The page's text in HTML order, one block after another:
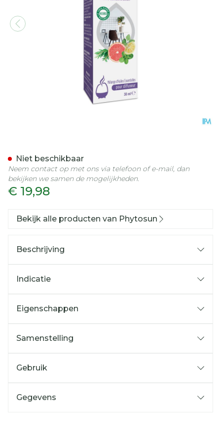
€ 19,98
Niet beschikbaar
Neem contact op met ons via telefoon of e-mail, dan
bekijken we samen de mogelijkheden.
Bekijk alle producten van Phytosun
Beschrijving
Indicatie
Eigenschappen
Samenstelling
Gebruik
Gegevens